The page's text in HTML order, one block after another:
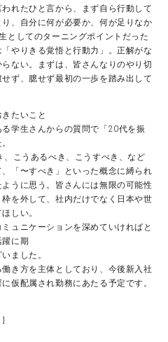
れたひと言から、まず自ら行動して
、自分に何が必要か、何が足りなか
としてのターニングポイントだった
やりきる覚悟と行動力」。正解がな
ない。まずは、皆さんなりのやり切
ず、臆せず最初の一歩を踏み出して
たいこと
学生さんからの質問で「20代を振
こうあるべき、こうすべき、など
「〜すべき」といった概念に縛られ
うに思う。皆さんには無限の可能性
を外して、社内だけでなく日本や世
しい。
ュニケーションを深めていければと
に期
ました。
き方を主体としており、今後新入社
仮配属され勤務にあたる予定です。